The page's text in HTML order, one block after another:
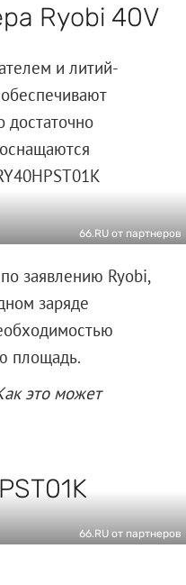
Ryobi 40V
и литий-
достаточно
66.RU от партнеров
заявлению Ryobi,
заряде
площадь.
это может
66.RU от партнеров